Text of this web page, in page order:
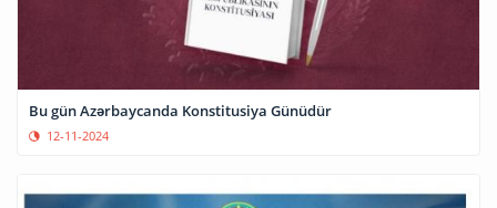
Bu gün Azərbaycanda Konstitusiya Günüdür
12-11-2024